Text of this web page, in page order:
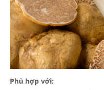
Phù hợp với: